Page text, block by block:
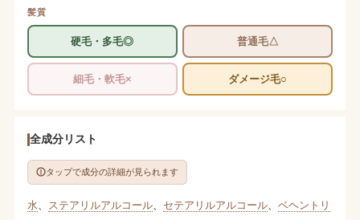
髪質
硬毛・多毛◎ 普通毛△
細毛・軟毛× ダメージ毛○
全成分リスト
タップで成分の詳細が見られます
水 ステアリルアルコール、 セテアリルアルコール、 ベヘントリ